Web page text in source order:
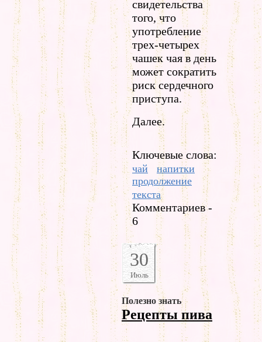
свидетельства
того, что
употребление
трех-четырех
чашек чая в день
может сократить
риск сердечного
приступа.
Далее.
Ключевые слова:
чай
напитки
продолжение
текста
Комментариев -
6
30
Июль
Полезно знать
Рецепты пива